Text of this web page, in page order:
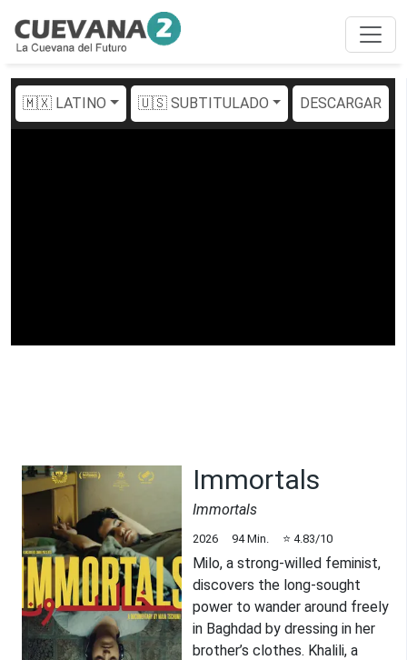
🇲🇽 LATINO 🇺🇸 SUBTITULADO DESCARGAR
Immortals
Immortals
2026 94Min. ⭐ 4.83/10
Milo, a strong-willed feminist,
discovers the long-sought
power to wander around freely
in Baghdad by dressing in her
brother’s clothes. Khalili, a